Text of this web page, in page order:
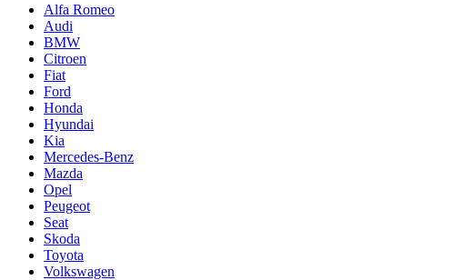
Alfa Romeo
Audi
BMW
Citroen
Fiat
Ford
Honda
Hyundai
Kia
Mercedes-Benz
Mazda
Opel
Peugeot
Seat
Skoda
Toyota
Volkswagen